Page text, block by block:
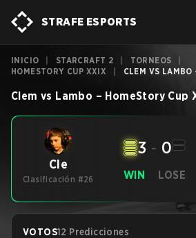
STRAFE ESPORTS
INICIO STARCRAFT 2 TORNEOS
HOMESTORY CUP XXIX
CLEM VS
Clem vs Lambo – HomeStory Cup
Cle
Clasificación #26 WIN
3 - 0
LOSE
VOTOS12 Predicciones